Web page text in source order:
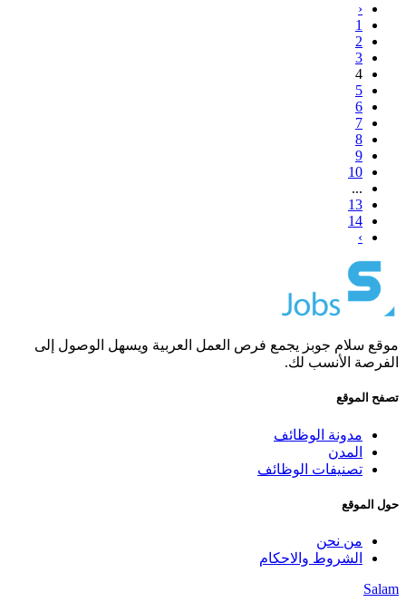
‹
1
2
3
4
5
6
7
8
9
10
...
13
14
›
موقع سلام جوبز يجمع فرص العمل العربية ويسهل الوصول إلى
الفرصة الأنسب لك.
تصفح الموقع
مدونة الوظائف
المدن
تصنيفات الوظائف
حول الموقع
من نحن
الشروط والاحكام
Salam